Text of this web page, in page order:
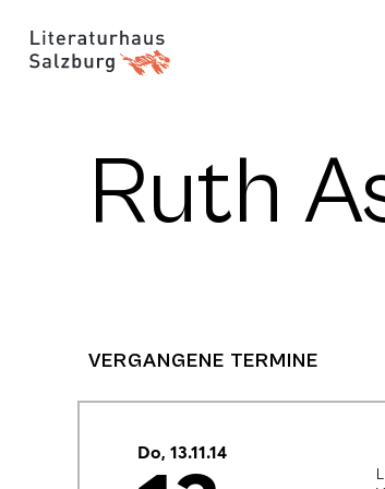
Ruth
VERGANGENE TERMINE
Do, 13.11.14